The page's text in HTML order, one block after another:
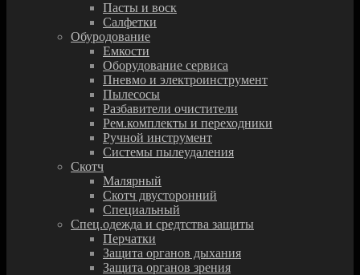
Пасты и воск
Салфетки
Обуродование
Емкости
Оборудование сервиса
Пневмо и электроинструмент
Пылесосы
Разбавители очистители
Рем.комплекты и переходники
Ручной инструмент
Системы пылеудаления
Скотч
Малярный
Скотч двусторонний
Специальный
Спец.одежда и средтства защиты
Перчатки
Защита органов дыхания
Защита органов зрения